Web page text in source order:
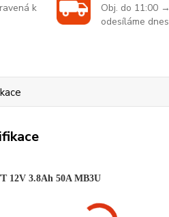
k
Obj. do 11:00 →
odesíláme dnes
12V 3.8Ah 50A MB3U